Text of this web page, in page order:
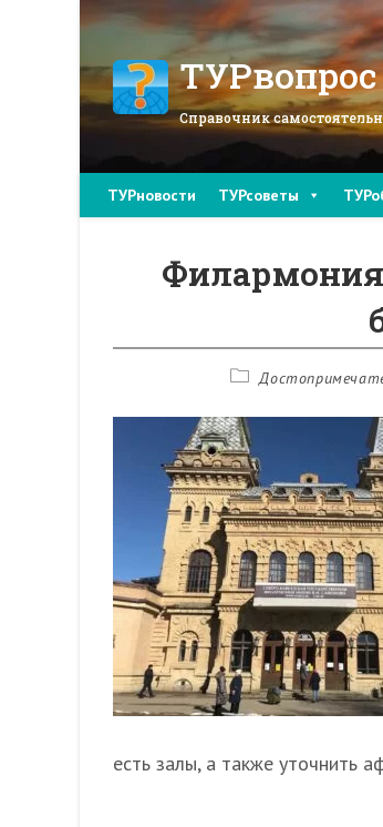
ТУРвопрос
Справочник
ТУРновости ТУРсоветы
Рубрика
есть залы, а также уточнить